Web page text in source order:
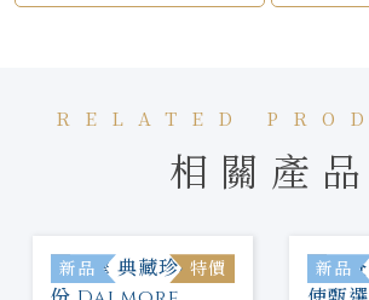
RELATED
相關產品
新品 特價 新品